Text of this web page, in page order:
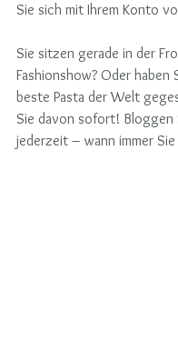
Sie sich mit Ihrem Konto
Sie sitzen gerade in der
Fashionshow? Oder haben
beste Pasta der Welt
Sie davon sofort! Bloggen
jederzeit – wann immer